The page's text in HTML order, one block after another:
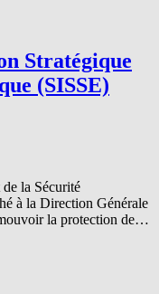
Stratégique
(SISSE)
la Sécurité
à la Direction Générale
la protection de…